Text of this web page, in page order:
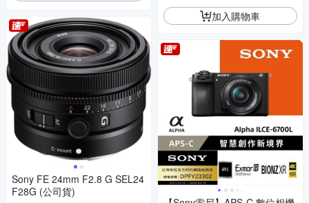
Sony FE 24mm F2.8 G SEL24
F28G (公司貨)
加入購物車